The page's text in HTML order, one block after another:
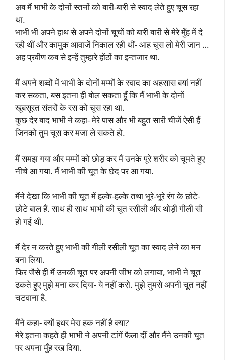
अब मैं भाभी के दोनों स्तनों को बारी-बारी से स्वाद लेते हुए चूस रहा
था.
भाभी भी अपने हाथ से अपने दोनों चूचों को बारी बारी से मेरे मुँह में दे
रही थीं और कामुक आवाजें निकाल रही थीं- आह चूस लो मेरी जान …
अह प्रवीण कब से इन्हें तुम्हारे होंठों का इन्तजार था.
मैं अपने शब्दों में भाभी के दोनों मम्मों के स्वाद का अहसास बयां नहीं
कर सकता, बस इतना ही बोल सकता हूँ कि मैं भाभी के दोनों
खूबसूरत संतरों के रस को चूस रहा था.
कुछ देर बाद भाभी ने कहा- मेरे पास और भी बहुत सारी चीजें ऐसी हैं
जिनको तुम चूस कर मजा ले सकते हो.
मैं समझ गया और मम्मों को छोड़ कर मैं उनके पूरे शरीर को चूमते हुए
नीचे आ गया. मैं भाभी की चूत के छेद पर आ गया.
मैंने देखा कि भाभी की चूत में हल्के-हल्के तथा भूरे-भूरे रंग के छोटे-
छोटे बाल हैं. साथ ही साथ भाभी की चूत रसीली और थोड़ी गीली सी
हो गई थी.
मैं देर न करते हुए भाभी की गीली रसीली चूत का स्वाद लेने का मन
बना लिया.
फिर जैसे ही मैं उनकी चूत पर अपनी जीभ को लगाया, भाभी ने चूत
ढकते हुए मुझे मना कर दिया- ये नहीं करो. मुझे तुमसे अपनी चूत नहीं
चटवाना है.
मैंने कहा- क्यों इधर मेरा हक नहीं है क्या?
मेरे इतना कहते ही भाभी ने अपनी टांगें फैला दीं और मैंने उनकी चूत
पर अपना मुँह रख दिया.